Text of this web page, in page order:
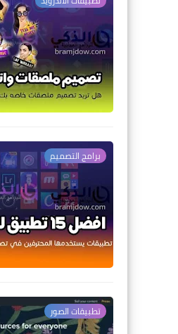
برامج التصميم
تطبيقات الصور